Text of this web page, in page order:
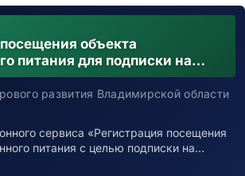
объекта
питания для подписки на
возможном контакте с
коронавирусной
развития Владимирской области
сервиса «Регистрация посещения
питания с целью подписки на…